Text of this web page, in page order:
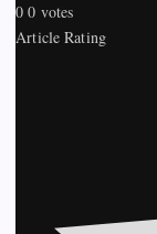
0 0 votes
Article Rating